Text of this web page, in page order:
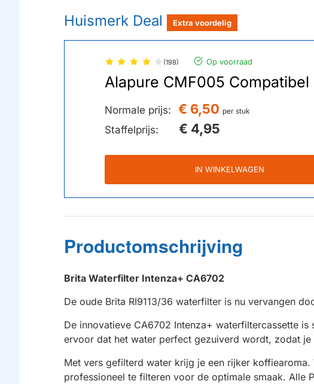
Huismerk Deal Extra voordelig
(198) Op voorraad
Alapure CMF005
Normale prijs: € 6,50 per stuk
Staffelprijs: € 4,95
IN WINKELWAGEN
Productomschrijving
Brita Waterfilter Intenza+ CA6702
De oude Brita RI9113/36 waterfilter is nu vervangen
De innovatieve CA6702 Intenza+ waterfiltercassette
ervoor dat het water perfect gezuiverd wordt, zodat
Met vers gefilterd water krijg je een rijker
professioneel te filteren voor de optimale smaak. Alle